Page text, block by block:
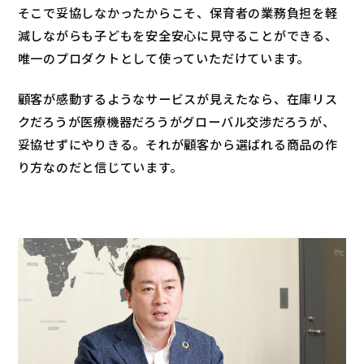
そこで妥協しなかったからこそ、保育者の業務負担を軽
減しながらも子どもを安全安心に見守ることができる、
唯一のプロダクトとして使っていただけています。
顧客が感動するようなサービスが見えたなら、在庫リス
クだろうが医療機器だろうがグローバル交渉だろうが、
妥協せずにやりきる。それが顧客から選ばれる商品の作
り方なのだと信じています。